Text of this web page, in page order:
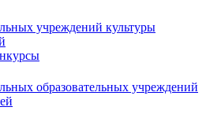
учреждений культуры
образовательных учреждений